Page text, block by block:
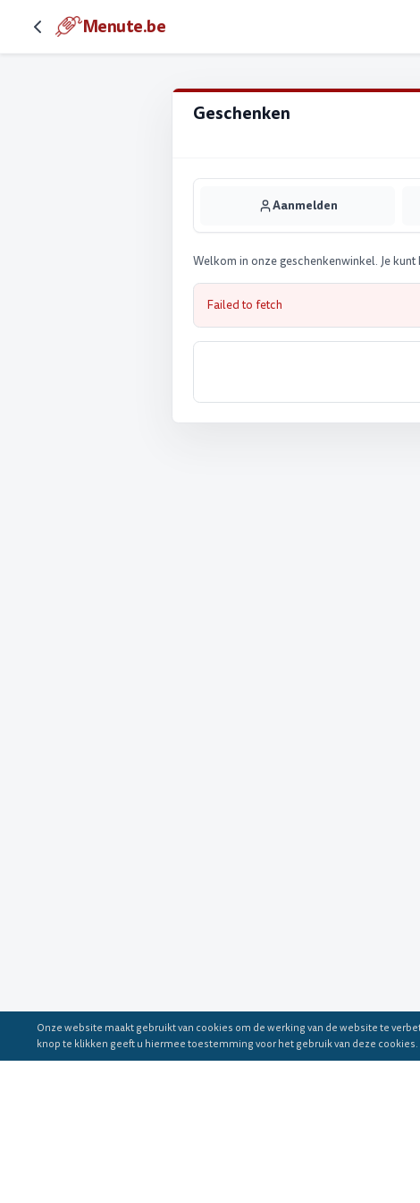
Menute.be
Geschenken
Aanmelden
Welkom in onze geschenkenwinkel. Je
Failed to fetch
Onze website maakt gebruikt van cookies om de werking van de website te
knop te klikken geeft u hiermee toestemming voor het gebruik van deze